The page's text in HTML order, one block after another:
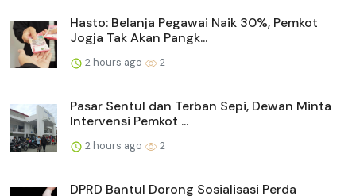
Hasto: Belanja Pegawai Naik 30%, Pemkot
Jogja Tak Akan Pangk...
2 hours ago 2
Pasar Sentul dan Terban Sepi, Dewan Minta
Intervensi Pemkot ...
2 hours ago 2
DPRD Bantul Dorong Sosialisasi Perda